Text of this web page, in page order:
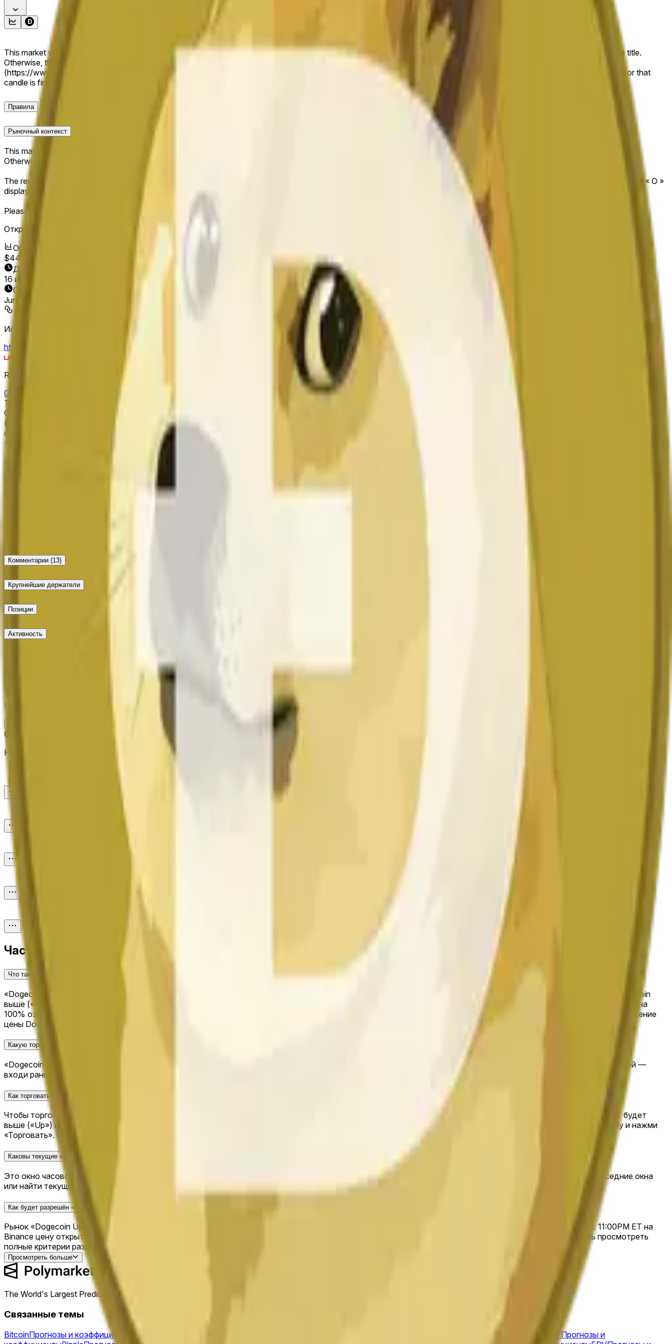
This market will resolve to "Up" if the close price is greater than or equal to the open price for the DOGE/USDT 1 hour candle that begins on the time and date specified in the title.
Otherwise, this market will resolve to "Down". The resolution source for this market is information from Binance, specifically the DOGE/USDT pair
(https://www.binance.com/en/trade/DOGE_USDT). The close « C » and open « O » displayed at the top of the graph for the relevant "1H" candle will be used once the data for that
candle is finalized. Please note that this market is about the price according to Binance DOGE/USDT, not according to other exchanges or trading pairs.
Правила
Рыночный контекст
This market will resolve to "Up" if the close price is greater than or equal to the open price for the DOGE/USDT 1 hour candle that begins on the time and date specified in the title.
Otherwise, this market will resolve to "Down".
The resolution source for this market is information from Binance, specifically the DOGE/USDT pair (
https://www.binance.com/en/trade/DOGE_USDT
). The close « C » and open « O »
displayed at the top of the graph for the relevant "1H" candle will be used once the data for that candle is finalized.
Please note that this market is about the price according to Binance DOGE/USDT, not according to other exchanges or trading pairs.
Открытие рынка:
Объем
$445
Дата окончания
16 июн. 2026 г.
Открытие рынка
Jun 13, 2026, 11:00 PM ET
Источник определения исхода
https://www.binance.com/en/trade/DOGE_USDT
Resolver
0x65070BE91...
This market will resolve to "Up" if the close price is greater than or equal to the open price for the DOGE/USDT 1 hour candle that begins on the time and date specified in the title.
Otherwise, this market will resolve to "Down". The resolution source for this market is information from Binance, specifically the DOGE/USDT pair
(https://www.binance.com/en/trade/DOGE_USDT). The close « C » and open « O » displayed at the top of the graph for the relevant "1H" candle will be used once the data for that
candle is finalized. Please note that this market is about the price according to Binance DOGE/USDT, not according to other exchanges or trading pairs.
Предложенный исход: Up
Комментарии (13)
Крупнейшие держатели
Позиции
Активность
Не доверяй внешним ссылкам.
Не доверяй внешним ссылкам.
Часто задаваемые вопросы
Что такое рынок прогнозов «Dogecoin Up or Down - June 15, 11PM ET»?
«Dogecoin Up or Down - June 15, 11PM ET» — это рынок прогнозов часовой на Polymarket, где трейдеры покупают и продают акции на то, закончится ли цена Dogecoin
выше («Up») или ниже («Down») своей цены открытия в течение окна часовой, указанного в заголовке. Текущая вероятность рынка составляет 100% для «Up». Цена
100% означает, что рынок коллективно оценивает вероятность этого исхода в 100%. Цены обновляются в реальном времени по мере реакции трейдеров на движение
цены Dogecoin. Акции правильного исхода можно обменять на $1 каждую при разрешении рынка.
Какую торговую активность сгенерировал «Dogecoin Up or Down - June 15, 11PM ET» на Polymarket?
«Dogecoin Up or Down - June 15, 11PM ET» — активный краткосрочный рынок на Polymarket. Объём торгов может быстро расти по мере продвижения окна часовой —
входи раньше, чтобы помочь сформировать коэффициенты до закрытия этого окна.
Как торговать на «Dogecoin Up or Down - June 15, 11PM ET»?
Чтобы торговать на «Dogecoin Up or Down - June 15, 11PM ET», реши, считаешь ли ты, что цена закрытия Dogecoin в конце свечи часовой, начиная с 11:00PM ET будет
выше («Up») или ниже («Down»). Купи «Up», если считаешь, что цена закрытия будет выше цены открытия, или «Down», если считаешь, что ниже. Введи сумму и нажми
«Торговать». Если твой исход правильный, каждая акция принесёт $1,00. Если нет — акции будут стоить $0.
Каковы текущие коэффициенты для «Dogecoin Up or Down - June 15, 11PM ET»?
Это окно часовой закрылось и разрешено. Окончательный исход — «Up». Используй навигацию по времени вверху этой страницы, чтобы просмотреть соседние окна
или найти текущий активный рынок.
Как будет разрешён «Dogecoin Up or Down - June 15, 11PM ET»?
Рынок «Dogecoin Up or Down - June 15, 11PM ET» разрешается на основании того, превышает ли цена закрытия часовой свечи Dogecoin/USDT, начиная с 11:00PM ET на
Binance цену открытия или равна ей — если да, исход «Up»; в противном случае — «Down». Источник разрешения — Binance (DOGE/USDT). Ты можешь просмотреть
полные критерии разрешения в разделе «Правила» на этой странице.
Просмотреть больше
The World's Largest Prediction Market™
Связанные темы
BitcoinПрогнозы и коэффициенты Ethereum XRPПрогнозы и